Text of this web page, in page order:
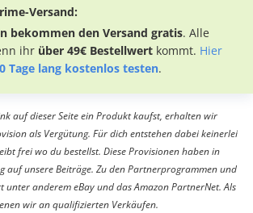
Versand:
bekommen den Versand gratis. Alle
ihr über 49€ Bestellwert kommt. Hier
Tage lang kostenlos testen.
auf dieser Seite ein Produkt kaufst, erhalten wir
als Vergütung. Für dich entstehen dabei keinerlei
frei wo du bestellst. Diese Provisionen haben in
auf unsere Beiträge. Zu den Partnerprogrammen und
unter anderem eBay und das Amazon PartnerNet. Als
wir an qualifizierten Verkäufen.